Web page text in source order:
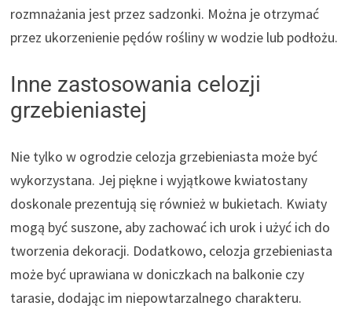
rozmnażania jest przez sadzonki. Można je otrzymać
przez ukorzenienie pędów rośliny w wodzie lub podłożu.
Inne zastosowania celozji
grzebieniastej
Nie tylko w ogrodzie celozja grzebieniasta może być
wykorzystana. Jej piękne i wyjątkowe kwiatostany
doskonale prezentują się również w bukietach. Kwiaty
mogą być suszone, aby zachować ich urok i użyć ich do
tworzenia dekoracji. Dodatkowo, celozja grzebieniasta
może być uprawiana w doniczkach na balkonie czy
tarasie, dodając im niepowtarzalnego charakteru.